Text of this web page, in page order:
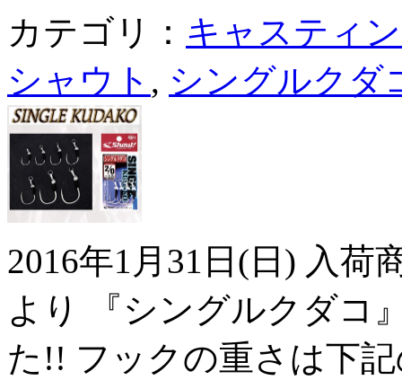
カテゴリ： キャスティ
シャウト , シングルクダ
2016年1月31日(日) 入荷
より 『シングルクダコ
た!! フックの重さは下